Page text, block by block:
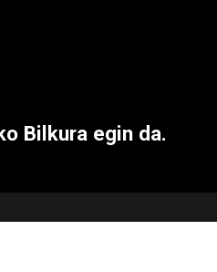
Bilkura egin da.